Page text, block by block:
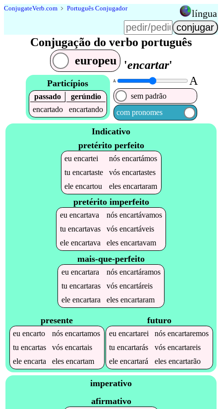
ConjugateVerb.com ﹥ Português Conjugador língua
Conjugação do verbo português
europeu
'encartar'
Particípios
passado
gerúndio
encartado
encartando
A A
sem padrão
com pronomes
Indicativo
pretérito perfeito
euencartei nósencartámos
tuencartaste vósencartastes
eleencartou elesencartaram
pretérito imperfeito
eu encartava nós encartávamos
tu encartavas vós encartáveis
ele encartava eles encartavam
mais-que-perfeito
eu encartara nós encartáramos
tu encartaras vós encartáreis
ele encartara eles encartaram
presente
euencarto nósencartamos
tuencartas vósencartais
eleencarta elesencartam
futuro
euencartarei nósencartaremos
tuencartarás vósencartareis
eleencartará elesencartarão
imperativo
afirmativo